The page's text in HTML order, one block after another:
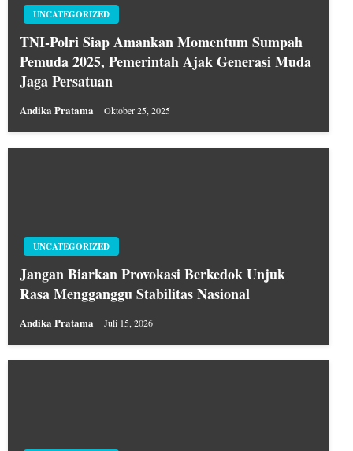
UNCATEGORIZED
TNI-Polri Siap Amankan Momentum Sumpah
Pemuda 2025, Pemerintah Ajak Generasi Muda
Jaga Persatuan
Andika Pratama Oktober 25, 2025
UNCATEGORIZED
Jangan Biarkan Provokasi Berkedok Unjuk
Rasa Mengganggu Stabilitas Nasional
Andika Pratama Juli 15, 2026